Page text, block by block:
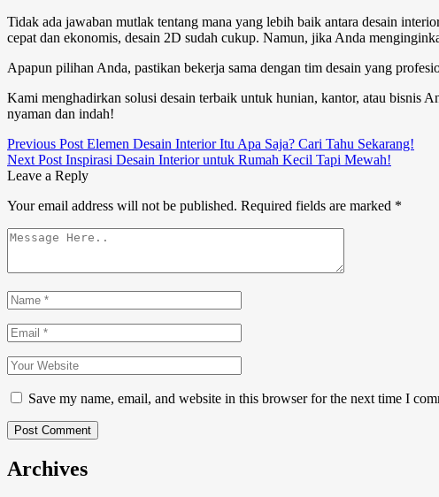
Tidak ada jawaban mutlak tentang mana yang lebih baik antara desain
cepat dan ekonomis, desain 2D sudah cukup. Namun, jika Anda
Apapun pilihan Anda, pastikan bekerja sama dengan tim desain yang
Kami menghadirkan solusi desain terbaik untuk hunian, kantor, atau bisnis
nyaman dan indah!
Previous Post Elemen Desain Interior Itu Apa Saja? Cari Tahu Sekarang!
Next Post Inspirasi Desain Interior untuk Rumah Kecil Tapi Mewah!
Leave a Reply
Your email address will not be published. Required fields are marked *
Save my name, email, and website in this browser for the next time I
Post Comment
Archives